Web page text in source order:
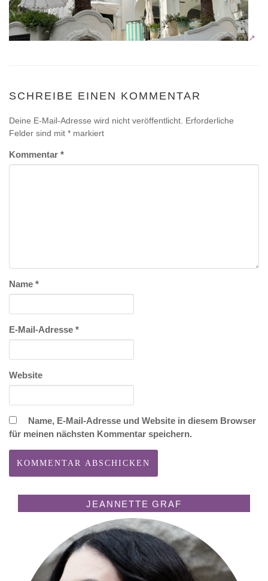
SCHREIBE EINEN KOMMENTAR
Deine E-Mail-Adresse wird nicht veröffentlicht. Erforderliche
Felder sind mit * markiert
Kommentar *
Name *
E-Mail-Adresse *
Website
Name, E-Mail-Adresse und Website in diesem Browser
für meinen nächsten Kommentar speichern.
JEANNETTE GRAF